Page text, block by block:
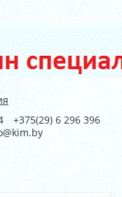
+375(29) 6 296 396